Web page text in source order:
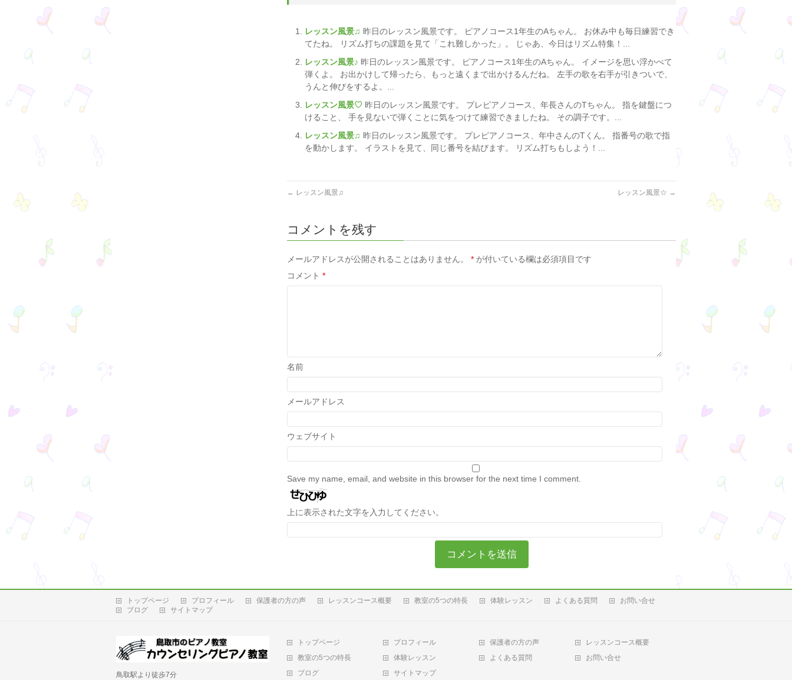
レッスン風景♫ 昨日のレッスン風景です。 ピアノコース1年生のAちゃん。 お休み中も毎日練習でき
てたね。 リズム打ちの課題を見て「これ難しかった」。 じゃあ、今日はリズム特集！...
レッスン風景♪ 昨日のレッスン風景です。 ピアノコース1年生のAちゃん。 イメージを思い浮かべて
弾くよ。 お出かけして帰ったら、もっと遠くまで出かけるんだね。 左手の歌を右手が引きついで、
うんと伸びをするよ。...
レッスン風景♡ 昨日のレッスン風景です。 プレピアノコース、年長さんのTちゃん。 指を鍵盤につ
けること、 手を見ないで弾くことに気をつけて練習できましたね。 その調子です。...
レッスン風景♫ 昨日のレッスン風景です。 プレピアノコース、年中さんのTくん。 指番号の歌で指
を動かします。 イラストを見て、同じ番号を結びます。 リズム打ちもしよう！...
← レッスン風景♫ レッスン風景☆ →
コメントを残す
メールアドレスが公開されることはありません。 * が付いている欄は必須項目です
コメント *
名前
メールアドレス
ウェブサイト
Save my name, email, and website in this browser for the next time I comment.
上に表示された文字を入力してください。
トップページ プロフィール 保護者の方の声 レッスンコース概要 教室の5つの特長 体験レッスン よくある質問
お問い合せ
ブログ
サイトマップ
鳥取駅より徒歩7分
トップページ プロフィール 保護者の方の声
レッスンコース概要
教室の5つの特長
体験レッスン よくある質問
お問い合せ
ブログ
サイトマップ